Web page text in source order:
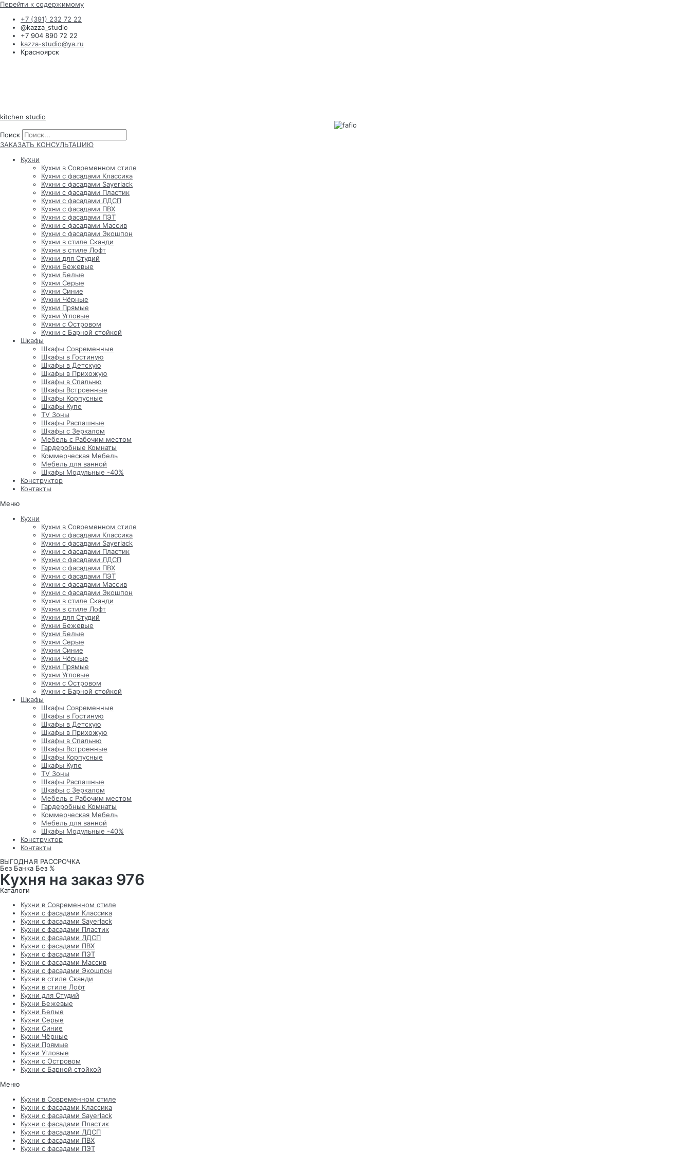
Перейти к содержимому
+7 (391) 232 72 22
@kazza_studio
+7 904 890 72 22
kazza-studio@ya.ru
Красноярск
kitchen studio
Поиск
ЗАКАЗАТЬ КОНСУЛЬТАЦИЮ
Кухни
Кухни в Современном стиле
Кухни с фасадами Классика
Кухни с фасадами Sayerlack
Кухни с фасадами Пластик
Кухни с фасадами ЛДСП
Кухни с фасадами ПВХ
Кухни с фасадами ПЭТ
Кухни с фасадами Массив
Кухни с фасадами Экошпон
Кухни в стиле Сканди
Кухни в стиле Лофт
Кухни для Студий
Кухни Бежевые
Кухни Белые
Кухни Серые
Кухни Синие
Кухни Чёрные
Кухни Прямые
Кухни Угловые
Кухни с Островом
Кухни с Барной стойкой
Шкафы
Шкафы Современные
Шкафы в Гостиную
Шкафы в Детскую
Шкафы в Прихожую
Шкафы в Спальню
Шкафы Встроенные
Шкафы Корпусные
Шкафы Купе
TV Зоны
Шкафы Распашные
Шкафы с Зеркалом
Мебель с Рабочим местом
Гардеробные Комнаты
Коммерческая Мебель
Мебель для ванной
Шкафы Модульные -40%
Конструктор
Контакты
Меню
Кухни
Кухни в Современном стиле
Кухни с фасадами Классика
Кухни с фасадами Sayerlack
Кухни с фасадами Пластик
Кухни с фасадами ЛДСП
Кухни с фасадами ПВХ
Кухни с фасадами ПЭТ
Кухни с фасадами Массив
Кухни с фасадами Экошпон
Кухни в стиле Сканди
Кухни в стиле Лофт
Кухни для Студий
Кухни Бежевые
Кухни Белые
Кухни Серые
Кухни Синие
Кухни Чёрные
Кухни Прямые
Кухни Угловые
Кухни с Островом
Кухни с Барной стойкой
Шкафы
Шкафы Современные
Шкафы в Гостиную
Шкафы в Детскую
Шкафы в Прихожую
Шкафы в Спальню
Шкафы Встроенные
Шкафы Корпусные
Шкафы Купе
TV Зоны
Шкафы Распашные
Шкафы с Зеркалом
Мебель с Рабочим местом
Гардеробные Комнаты
Коммерческая Мебель
Мебель для ванной
Шкафы Модульные -40%
Конструктор
Контакты
ВЫГОДНАЯ РАССРОЧКА
Без Банка Без %
Кухня на заказ 976
Каталоги
Кухни в Современном стиле
Кухни с фасадами Классика
Кухни с фасадами Sayerlack
Кухни с фасадами Пластик
Кухни с фасадами ЛДСП
Кухни с фасадами ПВХ
Кухни с фасадами ПЭТ
Кухни с фасадами Массив
Кухни с фасадами Экошпон
Кухни в стиле Сканди
Кухни в стиле Лофт
Кухни для Студий
Кухни Бежевые
Кухни Белые
Кухни Серые
Кухни Синие
Кухни Чёрные
Кухни Прямые
Кухни Угловые
Кухни с Островом
Кухни с Барной стойкой
Меню
Кухни в Современном стиле
Кухни с фасадами Классика
Кухни с фасадами Sayerlack
Кухни с фасадами Пластик
Кухни с фасадами ЛДСП
Кухни с фасадами ПВХ
Кухни с фасадами ПЭТ